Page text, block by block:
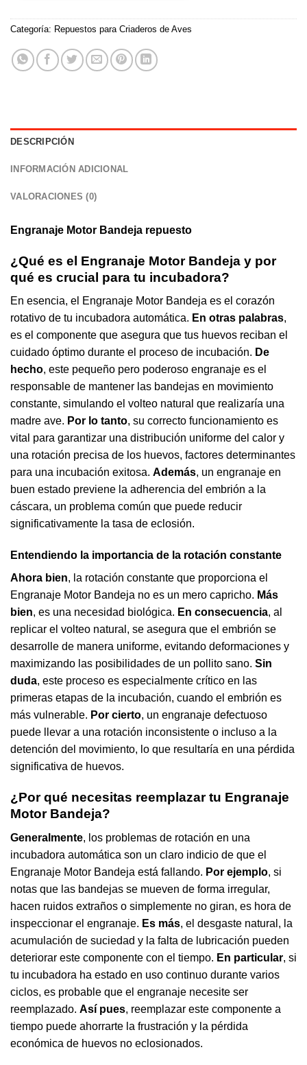
Categoría: Repuestos para Criaderos de Aves
DESCRIPCIÓN
INFORMACIÓN ADICIONAL
VALORACIONES (0)
Engranaje Motor Bandeja repuesto
¿Qué es el Engranaje Motor Bandeja y por
qué es crucial para tu incubadora?
En esencia, el Engranaje Motor Bandeja es el corazón
rotativo de tu incubadora automática. En otras palabras,
es el componente que asegura que tus huevos reciban el
cuidado óptimo durante el proceso de incubación. De
hecho, este pequeño pero poderoso engranaje es el
responsable de mantener las bandejas en movimiento
constante, simulando el volteo natural que realizaría una
madre ave. Por lo tanto, su correcto funcionamiento es
vital para garantizar una distribución uniforme del calor y
una rotación precisa de los huevos, factores determinantes
para una incubación exitosa. Además, un engranaje en
buen estado previene la adherencia del embrión a la
cáscara, un problema común que puede reducir
significativamente la tasa de eclosión.
Entendiendo la importancia de la rotación constante
Ahora bien, la rotación constante que proporciona el
Engranaje Motor Bandeja no es un mero capricho. Más
bien, es una necesidad biológica. En consecuencia, al
replicar el volteo natural, se asegura que el embrión se
desarrolle de manera uniforme, evitando deformaciones y
maximizando las posibilidades de un pollito sano. Sin
duda, este proceso es especialmente crítico en las
primeras etapas de la incubación, cuando el embrión es
más vulnerable. Por cierto, un engranaje defectuoso
puede llevar a una rotación inconsistente o incluso a la
detención del movimiento, lo que resultaría en una pérdida
significativa de huevos.
¿Por qué necesitas reemplazar tu Engranaje
Motor Bandeja?
Generalmente, los problemas de rotación en una
incubadora automática son un claro indicio de que el
Engranaje Motor Bandeja está fallando. Por ejemplo, si
notas que las bandejas se mueven de forma irregular,
hacen ruidos extraños o simplemente no giran, es hora de
inspeccionar el engranaje. Es más, el desgaste natural, la
acumulación de suciedad y la falta de lubricación pueden
deteriorar este componente con el tiempo. En particular, si
tu incubadora ha estado en uso continuo durante varios
ciclos, es probable que el engranaje necesite ser
reemplazado. Así pues, reemplazar este componente a
tiempo puede ahorrarte la frustración y la pérdida
económica de huevos no eclosionados.